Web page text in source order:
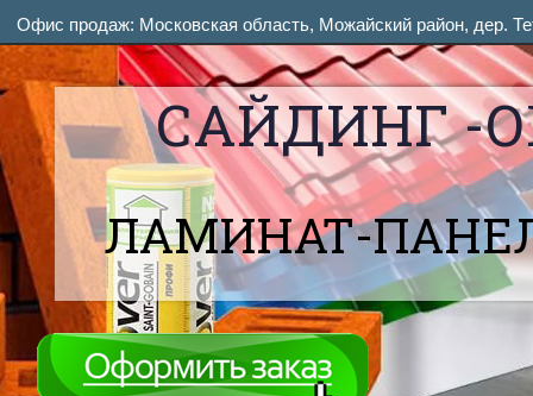
САЙДИНГ -
ЛАМИНАТ-
Офис продаж: Московская область, Можайский район, дер.